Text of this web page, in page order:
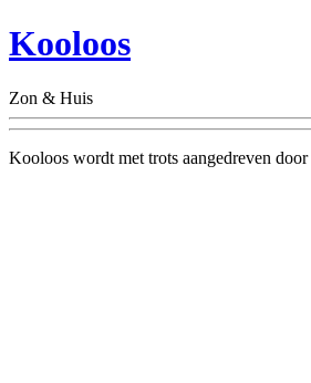
Kooloos
Zon & Huis
Kooloos wordt met trots aangedreven door